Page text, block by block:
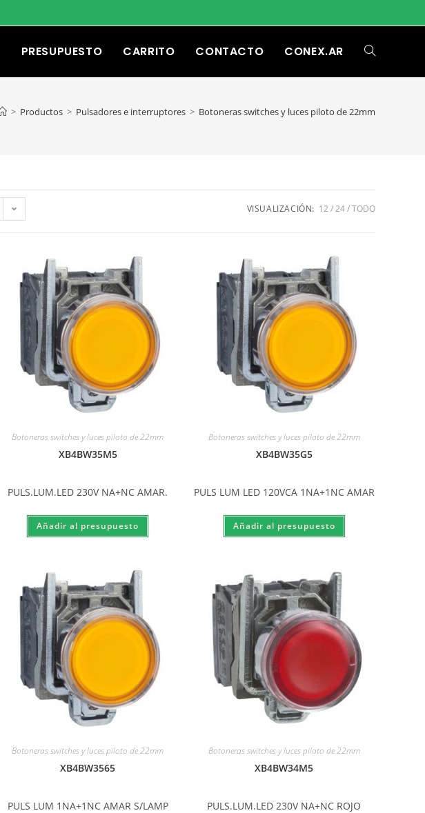
PRESUPUESTO CARRITO CONTACTO CONEX.AR
> Productos > Pulsadores e interruptores > Botoneras switches y luces piloto de 22mm
VISUALIZACIÓN: 12 24 TODO
Botoneras switches y luces piloto de 22mm
XB4BW35M5
PULS.LUM.LED 230V NA+NC AMAR.
Botoneras switches y luces piloto de 22mm
XB4BW35G5
PULS LUM LED 120VCA 1NA+1NC AMAR
Botoneras switches y luces piloto de 22mm
XB4BW3565
PULS LUM 1NA+1NC AMAR S/LAMP
Botoneras switches y luces piloto de 22mm
XB4BW34M5
PULS.LUM.LED 230V NA+NC ROJO